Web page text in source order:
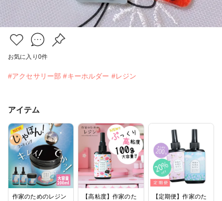
お気に入り 0件
#アクセサリー部 #キーホルダー #レジン
アイテム
作家のためのレジン
【高粘度】作家のた
【定期便】作家のた